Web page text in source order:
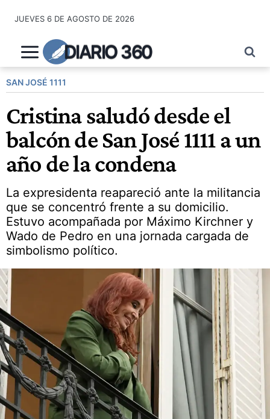
contenido
JUEVES 6 DE AGOSTO DE 2026
DIARIO 360
SAN JOSÉ 1111
Cristina saludó desde el
balcón de San José 1111 a un
año de la condena
La expresidenta reapareció ante la militancia
que se concentró frente a su domicilio.
Estuvo acompañada por Máximo Kirchner y
Wado de Pedro en una jornada cargada de
simbolismo político.